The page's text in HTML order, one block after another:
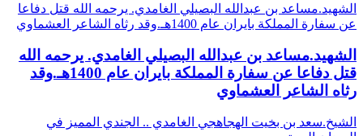
الشهيد.مساعد بن عبدالله البصيلي الغامدي. يرحمه الله قتل دفاعا
عن سفارة المملكة بايران عام 1400هـ.وقد رثاه الشاعر العشماوي
الشهيد.مساعد بن عبدالله البصيلي الغامدي. يرحمه الله
قتل دفاعا عن سفارة المملكة بايران عام 1400هـ.وقد
رثاه الشاعر العشماوي
الشيخ.سعد بن بخيت الهجاهجي الغامدي .. الجندي المميز في